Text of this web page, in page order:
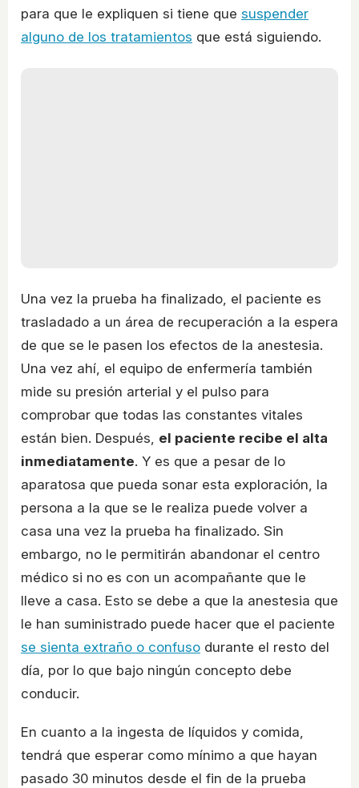
para que le expliquen si tiene que suspender
alguno de los tratamientos que está siguiendo.
Una vez la prueba ha finalizado, el paciente es
trasladado a un área de recuperación a la espera
de que se le pasen los efectos de la anestesia.
Una vez ahí, el equipo de enfermería también
mide su presión arterial y el pulso para
comprobar que todas las constantes vitales
están bien. Después, el paciente recibe el alta
inmediatamente. Y es que a pesar de lo
aparatosa que pueda sonar esta exploración, la
persona a la que se le realiza puede volver a
casa una vez la prueba ha finalizado. Sin
embargo, no le permitirán abandonar el centro
médico si no es con un acompañante que le
lleve a casa. Esto se debe a que la anestesia que
le han suministrado puede hacer que el paciente
se sienta extraño o confuso durante el resto del
día, por lo que bajo ningún concepto debe
conducir.
En cuanto a la ingesta de líquidos y comida,
tendrá que esperar como mínimo a que hayan
pasado 30 minutos desde el fin de la prueba